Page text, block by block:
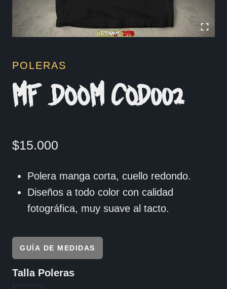
POLERAS
MF DOOM COD002
$15.000
Polera manga corta, cuello redondo.
Diseños a todo color con calidad
fotográfica, muy suave al tacto.
GUÍA DE MEDIDAS
Talla Poleras